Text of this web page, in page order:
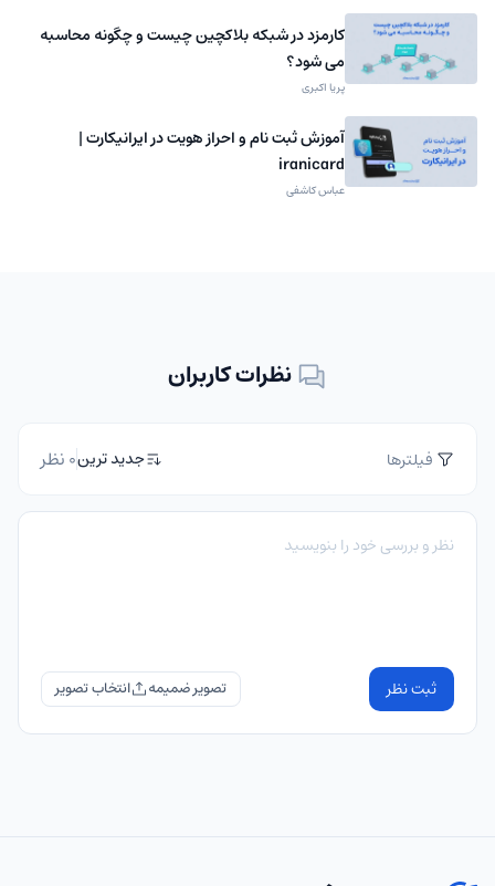
کارمزد در شبکه بلاکچین چیست و چگونه محاسبه
می شود؟
پریا اکبری
آموزش ثبت نام و احراز هویت در ایرانیکارت |
iranicard
عباس کاشفی
نظرات کاربران
فیلترها جدید ترین0 نظر
ثبت نظر تصویر ضمیمه